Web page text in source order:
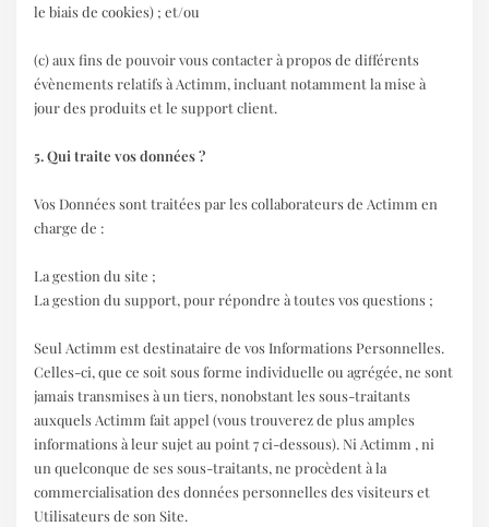
le biais de cookies) ; et/ou
(c) aux fins de pouvoir vous contacter à propos de différents
évènements relatifs à Actimm, incluant notamment la mise à
jour des produits et le support client.
5. Qui traite vos données ?
Vos Données sont traitées par les collaborateurs de Actimm en
charge de :
La gestion du site ;
La gestion du support, pour répondre à toutes vos questions ;
Seul Actimm est destinataire de vos Informations Personnelles.
Celles-ci, que ce soit sous forme individuelle ou agrégée, ne sont
jamais transmises à un tiers, nonobstant les sous-traitants
auxquels Actimm fait appel (vous trouverez de plus amples
informations à leur sujet au point 7 ci-dessous). Ni Actimm , ni
un quelconque de ses sous-traitants, ne procèdent à la
commercialisation des données personnelles des visiteurs et
Utilisateurs de son Site.